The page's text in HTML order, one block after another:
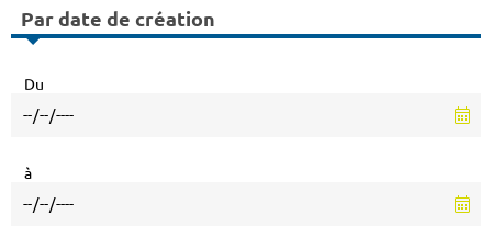
Par date de création
Du
à